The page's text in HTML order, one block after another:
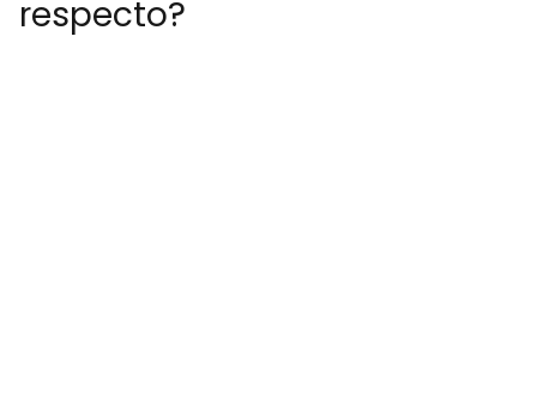
respecto?